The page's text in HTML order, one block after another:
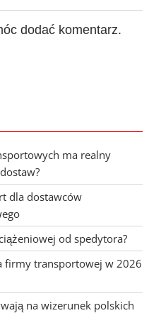
dodać komentarz.
ma realny
dla dostawców
od spedytora?
firmy transportowej w 2026
na wizerunek polskich